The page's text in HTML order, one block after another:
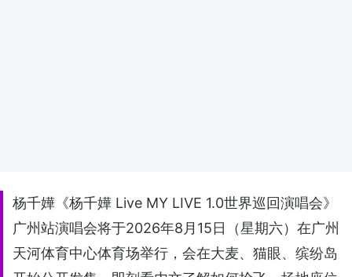
杨千嬅《杨千嬅 Live MY LIVE 1.0世界巡回演唱会》
广州站演唱会将于2026年8月15日（星期六）在广州
天河体育中心体育场举行，会在大麦、猫眼、缤纷岛